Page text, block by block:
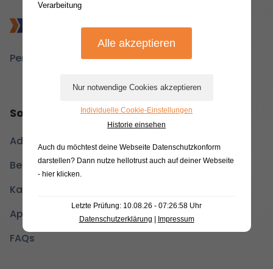
Personalauswahl neu gedacht.
Softwarelösung
Administrationsoberfläche
Beobachtungsoberfläche
Kandidat*innenoberfläche
Applysia+
FAQs
Verarbeitung
Individuelle Cookie-Einstellungen
Historie einsehen
Auch du möchtest deine Webseite Datenschutzkonform
darstellen? Dann nutze hellotrust auch auf deiner Webseite
- hier klicken.
Letzte Prüfung: 10.08.26 - 07:26:58 Uhr
Datenschutzerklärung
Impressum